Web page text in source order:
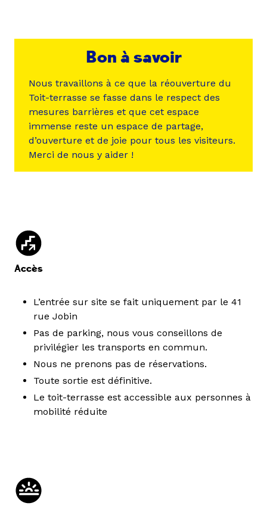
Bon à savoir
Nous travaillons à ce que la réouverture du
Toit-terrasse se fasse dans le respect des
mesures barrières et que cet espace
immense reste un espace de partage,
d’ouverture et de joie pour tous les visiteurs.
Merci de nous y aider !
Accès
L’entrée sur site se fait uniquement par le 41
rue Jobin
Pas de parking, nous vous conseillons de
privilégier les transports en commun.
Nous ne prenons pas de réservations.
Toute sortie est définitive.
Le toit-terrasse est accessible aux personnes à
mobilité réduite